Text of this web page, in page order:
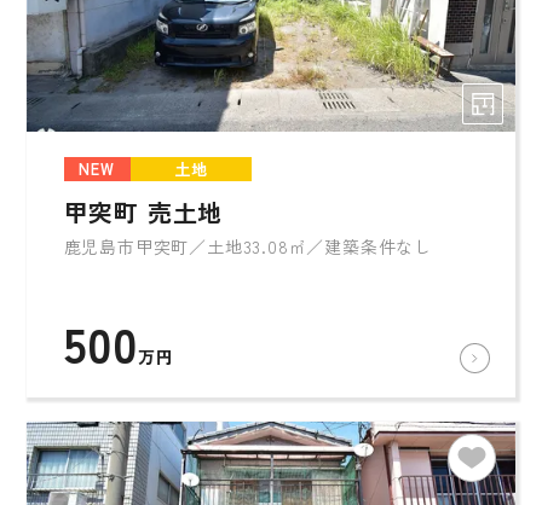
NEW 土地
甲突町 売土地
鹿児島市甲突町／土地33.08㎡／建築条件なし
500万円